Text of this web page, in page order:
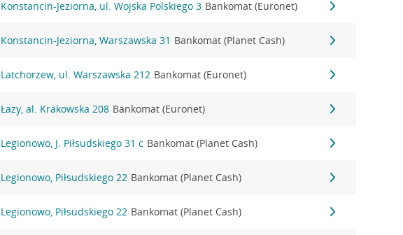
Konstancin-Jeziorna, ul. Wojska Polskiego 3 Bankomat (Euronet)
Konstancin-Jeziorna, Warszawska 31 Bankomat (Planet Cash)
Latchorzew, ul. Warszawska 212 Bankomat (Euronet)
Łazy, al. Krakowska 208 Bankomat (Euronet)
Legionowo, J. Piłsudskiego 31 c Bankomat (Planet Cash)
Legionowo, Piłsudskiego 22 Bankomat (Planet Cash)
Legionowo, Piłsudskiego 22 Bankomat (Planet Cash)